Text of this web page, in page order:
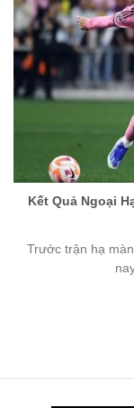
Kết Quả Ngoại
Trước trận hạ